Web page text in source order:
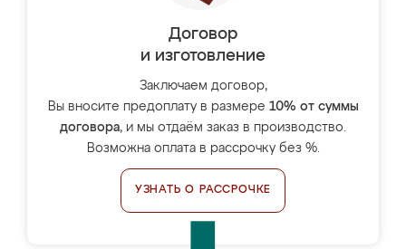
Договор
и изготовление
Заключаем договор,
Вы вносите предоплату в размере 10% от суммы
договора, и мы отдаём заказ в производство.
Возможна оплата в рассрочку без %.
УЗНАТЬ О РАССРОЧКЕ